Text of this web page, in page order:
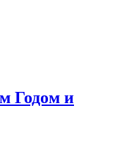
Годом и